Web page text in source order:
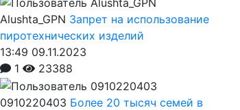
Alushta_GPN Запрет на использование
пиротехнических изделий
13:49 09.11.2023
1
23388
0910220403 Более 20 тысяч семей в